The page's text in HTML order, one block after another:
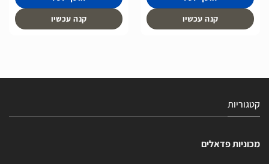
קנה עכשיו
קנה עכשיו
קטגוריות
מכוניות פדאלים